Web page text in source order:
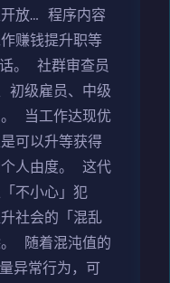
放… 程序内容
赚钱提升职等
。 社群审查员
初级雇员、中级
当工作达现优
可以升等获得
人由度。 这代
不小心」犯
社会的「混乱
随着混沌值的
异常行为，可